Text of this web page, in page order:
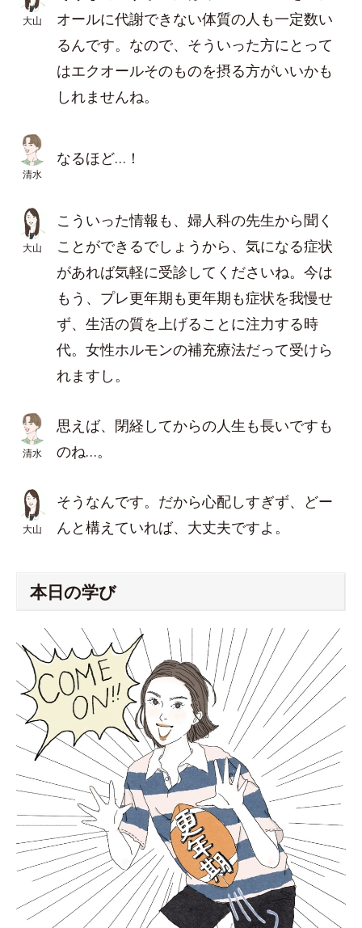
大山
オールに代謝できない体質の人も一定数い
るんです。なので、そういった方にとって
はエクオールそのものを摂る方がいいかも
しれませんね。
清水
なるほど…！
大山
こういった情報も、婦人科の先生から聞く
ことができるでしょうから、気になる症状
があれば気軽に受診してくださいね。今は
もう、プレ更年期も更年期も症状を我慢せ
ず、生活の質を上げることに注力する時
代。女性ホルモンの補充療法だって受けら
れますし。
清水
思えば、閉経してからの人生も長いですも
のね…。
大山
そうなんです。だから心配しすぎず、どー
んと構えていれば、大丈夫ですよ。
本日の学び